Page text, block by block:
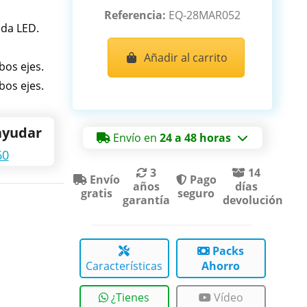
LED.
ejes.
ejes.
Referencia: EQ-28MAR052
Añadir al carrito
Envío en24 a 48 horas
Envío
gratis
3
años
garantía
Pago
seguro
14
días
devolución
Características
Packs
Ahorro
¿Tienes
Vídeo